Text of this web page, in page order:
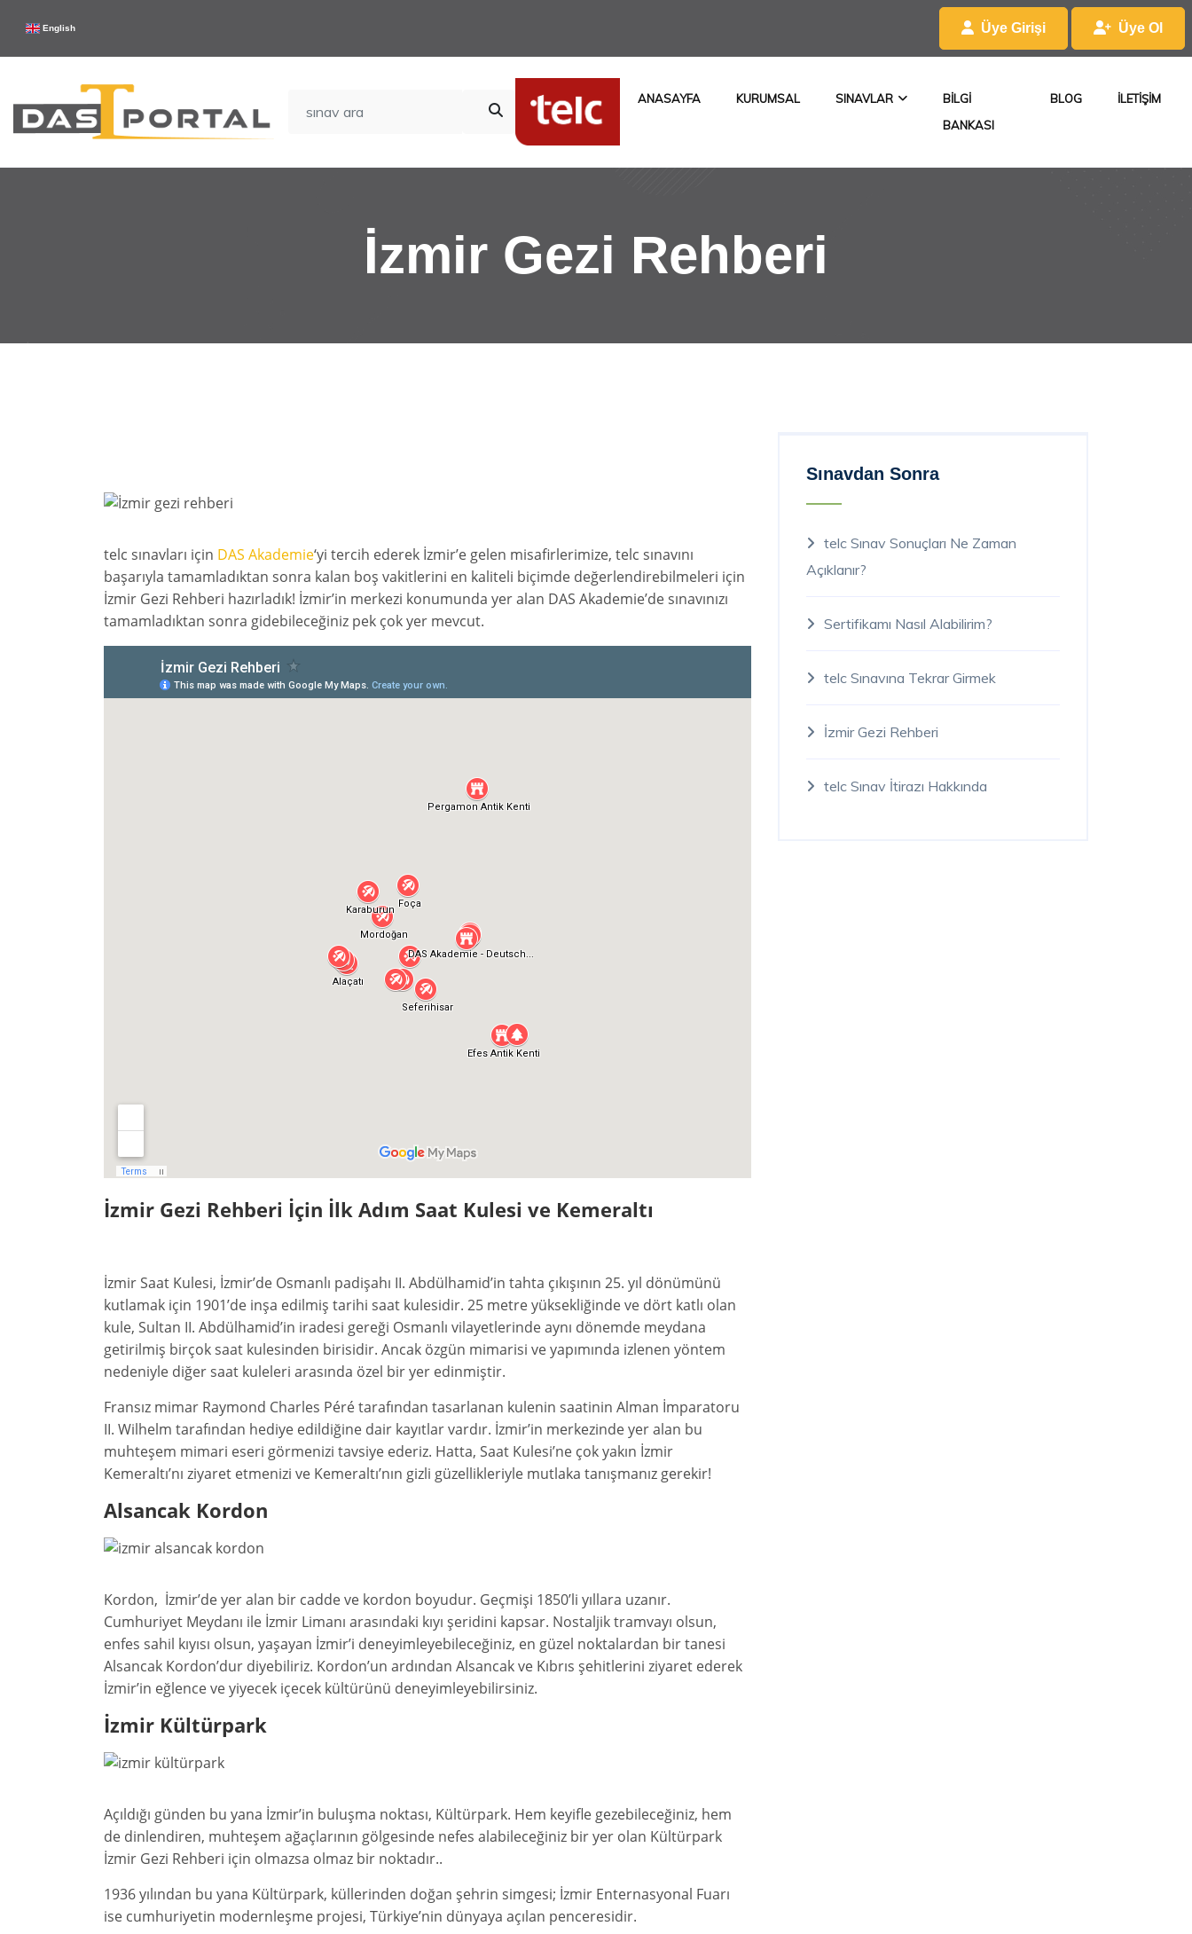
English Üye Girişi Üye Ol
ANASAYFA KURUMSAL SINAVLAR
BILGI
BANKASI
BLOG ILETIŞIM
İzmir Gezi Rehberi
telc sınavları için DAS Akademie‘yi tercih ederek İzmir’e gelen misafirlerimize, telc sınavını
başarıyla tamamladıktan sonra kalan boş vakitlerini en kaliteli biçimde değerlendirebilmeleri için
İzmir Gezi Rehberi hazırladık! İzmir’in merkezi konumunda yer alan DAS Akademie’de sınavınızı
tamamladıktan sonra gidebileceğiniz pek çok yer mevcut.
İzmir Gezi Rehberi İçin İlk Adım Saat Kulesi ve Kemeraltı
İzmir Saat Kulesi, İzmir’de Osmanlı padişahı II. Abdülhamid’in tahta çıkışının 25. yıl dönümünü
kutlamak için 1901’de inşa edilmiş tarihi saat kulesidir. 25 metre yüksekliğinde ve dört katlı olan
kule, Sultan II. Abdülhamid’in iradesi gereği Osmanlı vilayetlerinde aynı dönemde meydana
getirilmiş birçok saat kulesinden birisidir. Ancak özgün mimarisi ve yapımında izlenen yöntem
nedeniyle diğer saat kuleleri arasında özel bir yer edinmiştir.
Fransız mimar Raymond Charles Péré tarafından tasarlanan kulenin saatinin Alman İmparatoru
II. Wilhelm tarafından hediye edildiğine dair kayıtlar vardır. İzmir’in merkezinde yer alan bu
muhteşem mimari eseri görmenizi tavsiye ederiz. Hatta, Saat Kulesi’ne çok yakın İzmir
Kemeraltı’nı ziyaret etmenizi ve Kemeraltı’nın gizli güzellikleriyle mutlaka tanışmanız gerekir!
Alsancak Kordon
Kordon, İzmir’de yer alan bir cadde ve kordon boyudur. Geçmişi 1850’li yıllara uzanır.
Cumhuriyet Meydanı ile İzmir Limanı arasındaki kıyı şeridini kapsar. Nostaljik tramvayı olsun,
enfes sahil kıyısı olsun, yaşayan İzmir’i deneyimleyebileceğiniz, en güzel noktalardan bir tanesi
Alsancak Kordon’dur diyebiliriz. Kordon’un ardından Alsancak ve Kıbrıs şehitlerini ziyaret ederek
İzmir’in eğlence ve yiyecek içecek kültürünü deneyimleyebilirsiniz.
İzmir Kültürpark
Açıldığı günden bu yana İzmir’in buluşma noktası, Kültürpark. Hem keyifle gezebileceğiniz, hem
de dinlendiren, muhteşem ağaçlarının gölgesinde nefes alabileceğiniz bir yer olan Kültürpark
İzmir Gezi Rehberi için olmazsa olmaz bir noktadır..
1936 yılından bu yana Kültürpark, küllerinden doğan şehrin simgesi; İzmir Enternasyonal Fuarı
ise cumhuriyetin modernleşme projesi, Türkiye’nin dünyaya açılan penceresidir.
Sınavdan Sonra
telc Sınav Sonuçları Ne Zaman
Açıklanır?
Sertifikamı Nasıl Alabilirim?
telc Sınavına Tekrar Girmek
İzmir Gezi Rehberi
telc Sınav İtirazı Hakkında